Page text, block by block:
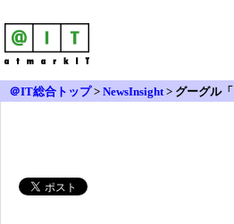
＠IT総合トップ> NewsInsight> グーグル